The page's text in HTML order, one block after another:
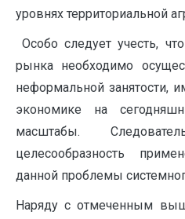
уровнях территориальной
Особо следует учесть,
рынка необходимо
неформальной занятости,
экономике на
масштабы.
целесообразность
данной проблемы
Наряду с отмеченным